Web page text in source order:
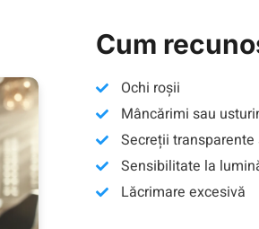
Cum
Ochi roșii
Mâncărimi sau
Secreții
Sensibilitate la
Lăcrimare excesivă